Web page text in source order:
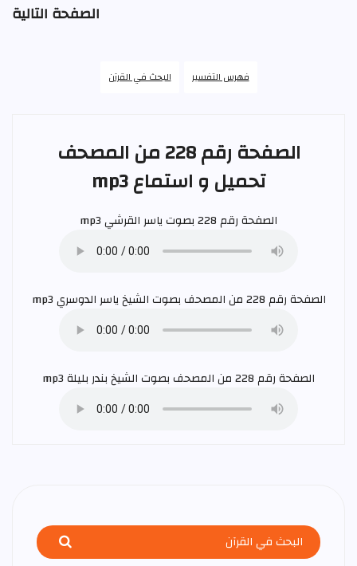
الصفحة التالية
فهرس التفسير البحث في القرآن
الصفحة رقم 228 من المصحف
تحميل و استماع mp3
الصفحة رقم 228 بصوت ياسر القرشي
الصفحة رقم 228 من المصحف بصوت الشيخ ياسر الدوسريmp3
الصفحة رقم 228 من المصحف بصوت الشيخ بندر بليلة